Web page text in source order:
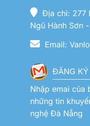
Địa chỉ: 277
Ngũ Hành Sơn
Email:
ĐĂNG KÝ
Nhập emai của
những tin
nghệ Đà Nẵng